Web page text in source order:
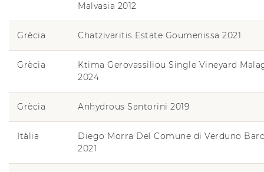
Malvasia 2012
Grècia Chatzivaritis Estate Goumenissa 2021
Grècia
Ktima Gerovassiliou Single Vineyard
2024
Grècia Anhydrous Santorini 2019
Itàlia
Diego Morra Del Comune di Verduno
2021